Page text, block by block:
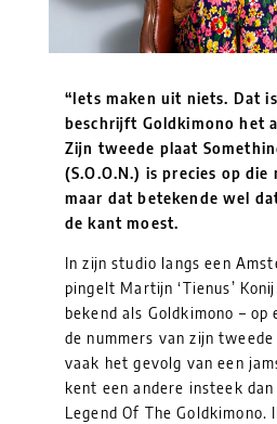
“Iets maken uit niets. Dat
beschrijft Goldkimono het
Zijn tweede plaat
(S.O.O.N.) is precies op
maar dat betekende wel
de kant moest.
In zijn studio langs een
pingelt Martijn ‘Tienus’
bekend als Goldkimono – op
de nummers van zijn
vaak het gevolg van een
kent een andere insteek
Legend Of The Goldkimono.